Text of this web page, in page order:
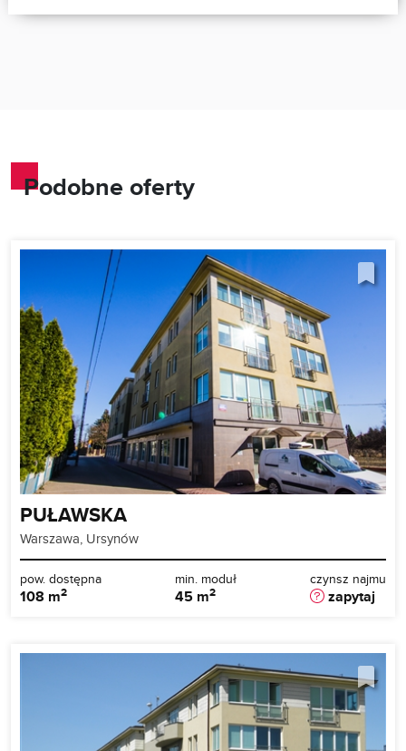
Podobne oferty
PUŁAWSKA
Warszawa, Ursynów
pow. dostępna
108 m2
min. moduł
45 m2
czynsz najmu
zapytaj